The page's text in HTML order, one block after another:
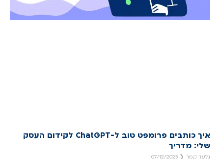
איך כותבים פרומפט טוב ל-ChatGPT לקידום העסק
שלי: מדריך
גלעד קמר